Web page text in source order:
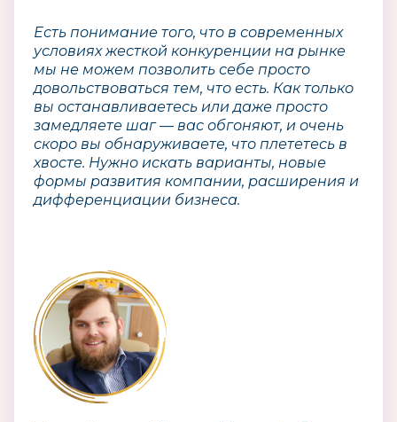
Есть понимание того, что в современных
условиях жесткой конкуренции на рынке
мы не можем позволить себе просто
довольствоваться тем, что есть. Как только
вы останавливаетесь или даже просто
замедляете шаг — вас обгоняют, и очень
скоро вы обнаруживаете, что плететесь в
хвосте. Нужно искать варианты, новые
формы развития компании, расширения и
дифференциации бизнеса.